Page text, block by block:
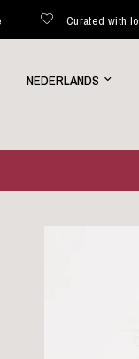
Curated with love
Land/regio
bijwerken